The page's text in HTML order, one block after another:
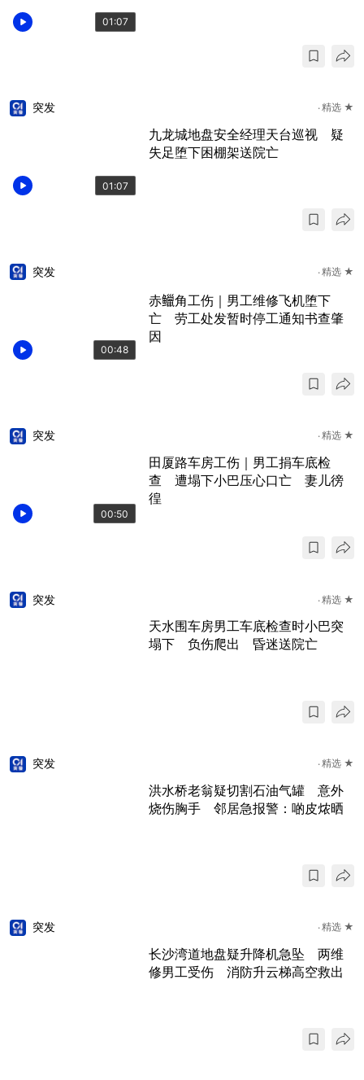
01:07
01:07
突发 精选 ★
九龙城地盘安全经理天台巡视 疑
失足堕下困棚架送院亡
00:48
突发 精选 ★
赤𫚭角工伤｜男工维修飞机堕下
亡 劳工处发暂时停工通知书查肇
因
00:50
突发 精选 ★
田厦路车房工伤｜男工捐车底检
查 遭塌下小巴压心口亡 妻儿徬
徨
突发 精选 ★
天水围车房男工车底检查时小巴突
塌下 负伤爬出 昏迷送院亡
突发 精选 ★
洪水桥老翁疑切割石油气罐 意外
烧伤胸手 邻居急报警：啲皮㶶晒
突发 精选 ★
长沙湾道地盘疑升降机急坠 两维
修男工受伤 消防升云梯高空救出